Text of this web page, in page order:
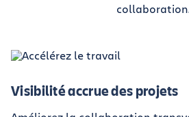
Visibilité accrue des projets